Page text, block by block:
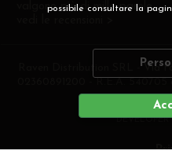
possibile consultare la
valgono più di mille parole
Raven Distribution SRL - Via
DEVELOPER